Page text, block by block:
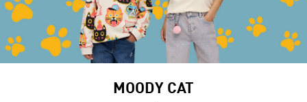
MOODY CAT